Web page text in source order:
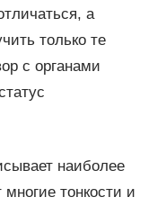
а
только те
с органами
наиболее
тонкости и